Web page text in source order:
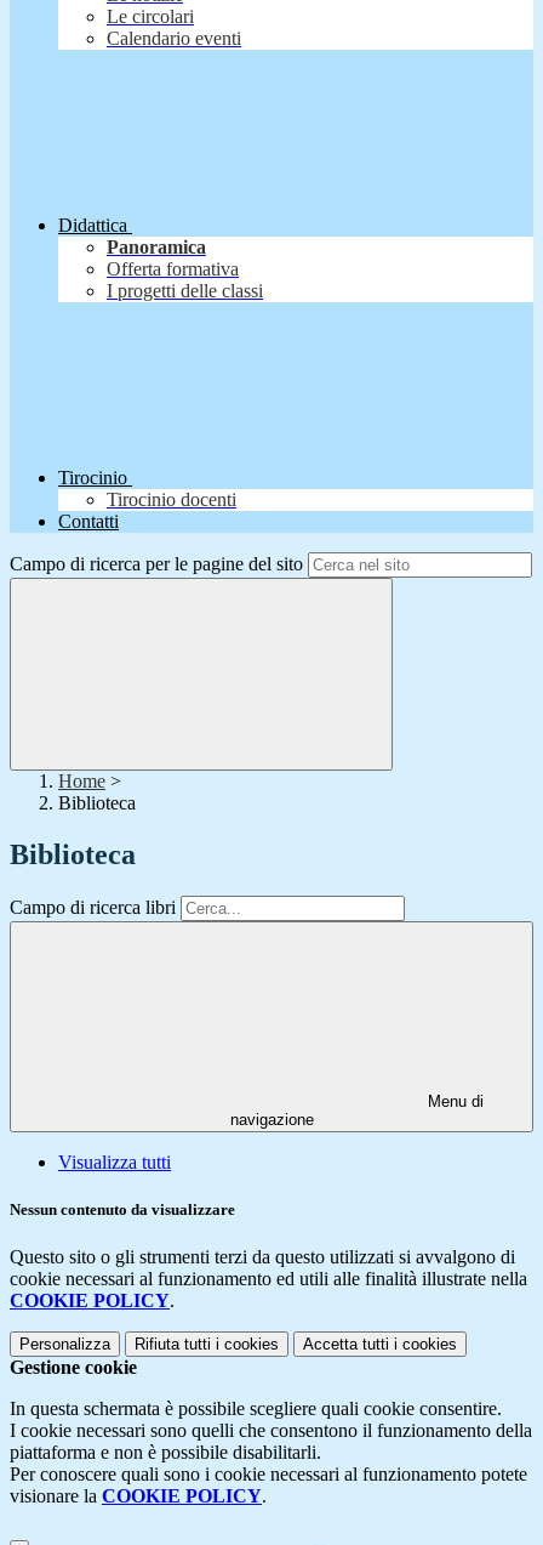
Le circolari
Calendario eventi
Didattica
Panoramica
Offerta formativa
I progetti delle classi
Tirocinio
Tirocinio docenti
Contatti
Campo di ricerca per le pagine del sito
Home >
Biblioteca
Biblioteca
Campo di ricerca libri
Menu di
navigazione
Visualizza tutti
Nessun contenuto da visualizzare
Questo sito o gli strumenti terzi da questo utilizzati si avvalgono di
cookie necessari al funzionamento ed utili alle finalità illustrate nella
COOKIE POLICY.
Personalizza Rifiuta tutti i cookies Accetta tutti i cookies
Gestione cookie
In questa schermata è possibile scegliere quali cookie consentire.
I cookie necessari sono quelli che consentono il funzionamento della
piattaforma e non è possibile disabilitarli.
Per conoscere quali sono i cookie necessari al funzionamento potete
visionare la COOKIE POLICY.